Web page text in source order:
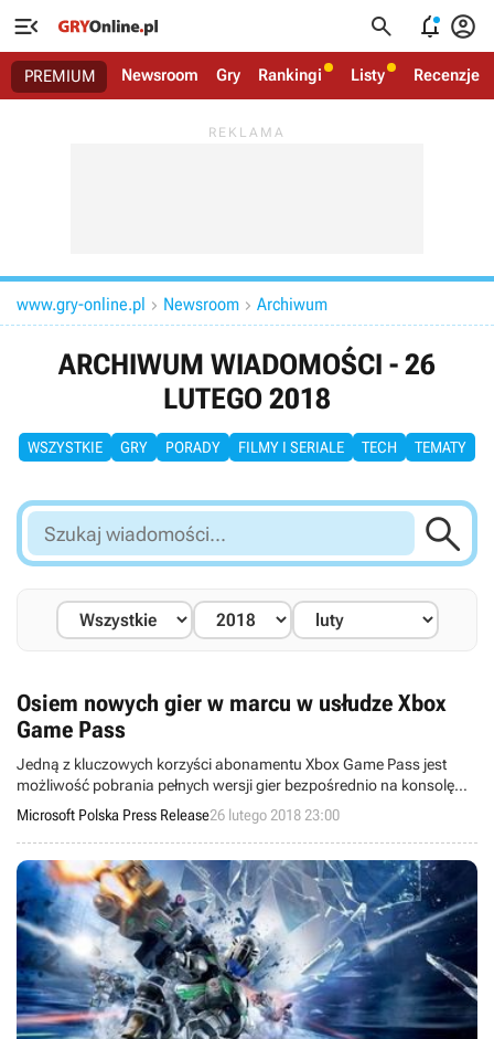
   
PREMIUM Newsroom Gry Rankingi Listy Recenzje
www.gry-online.pl  Newsroom  Archiwum
ARCHIWUM WIADOMOŚCI - 26
LUTEGO 2018
WSZYSTKIE GRY PORADY FILMY I SERIALE TECH TEMATY
Szukaj
wiadomości...

Osiem nowych gier w marcu w usłudze Xbox
Game Pass
Jedną z kluczowych korzyści abonamentu Xbox Game Pass jest
możliwość pobrania pełnych wersji gier bezpośrednio na konsolę
Xbox One. Oznacza to płynną rozgrywkę w najlepszej jakości, bez
martwienia się o strumieniowanie danych, przepustowość łącza lub
połączenie sieciowe.
Microsoft Polska Press Release26 lutego 2018 23:00